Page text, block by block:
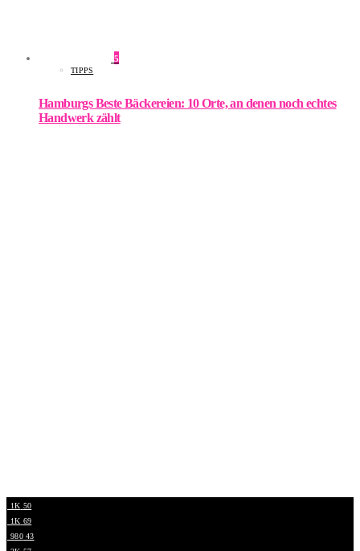
5
TIPPS
Hamburgs Beste Bäckereien: 10 Orte, an denen noch echtes
Handwerk zählt
1K 50
1K 69
980 43